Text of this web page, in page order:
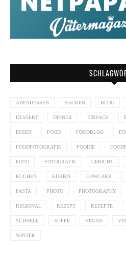
ABENDESSEN BACKEN BLOG
DESSERT DINNER EINFACH
ESSEN FOOD FOODBLOG
FOODFOTOGRAFIE FOODIE
FOTO FOTOGRAFIE GERICHT
KUCHEN KÜRBIS LOWCARB
PASTA PHOTO PHOTOGRAPHY
REGIONAL REZEPT REZEPTE
SCHNELL SUPPE VEGAN
WINTER